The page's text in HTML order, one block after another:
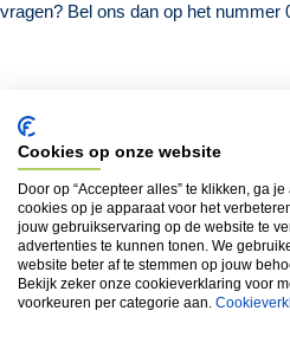
vragen? Bel ons dan op het nummer
Terug naar het overzicht
Locatie
Nieuwpoortsesteenweg
465 tot 519
Cookies op onze website
Door op “Accepteer alles” te klikken, ga
cookies op je apparaat voor het
jouw gebruikservaring op de website te
advertenties te kunnen tonen. We
website beter af te stemmen op jouw
Bekijk zeker onze cookieverklaring voor
voorkeuren per categorie aan.